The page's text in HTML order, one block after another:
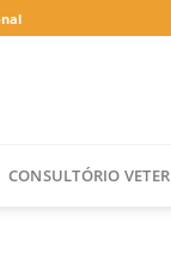
CONSULTÓRIO